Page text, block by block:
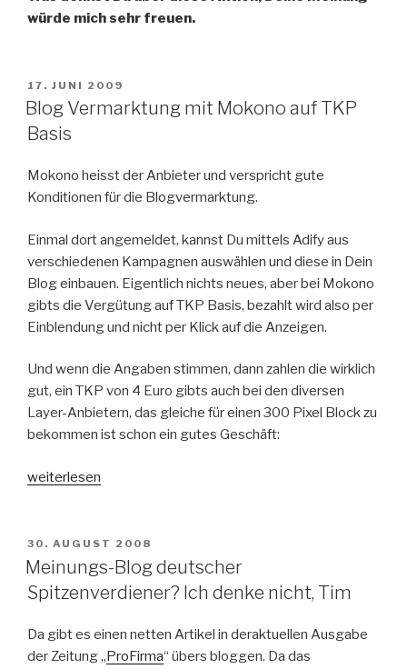
würde mich sehr freuen.
VERÖFFENTLICHT
AM
17. JUNI 2009
Blog Vermarktung mit Mokono auf TKP
Basis
Mokono heisst der Anbieter und verspricht gute
Konditionen für die Blogvermarktung.
Einmal dort angemeldet, kannst Du mittels Adify aus
verschiedenen Kampagnen auswählen und diese in Dein
Blog einbauen. Eigentlich nichts neues, aber bei Mokono
gibts die Vergütung auf TKP Basis, bezahlt wird also per
Einblendung und nicht per Klick auf die Anzeigen.
Und wenn die Angaben stimmen, dann zahlen die wirklich
gut, ein TKP von 4 Euro gibts auch bei den diversen
Layer-Anbietern, das gleiche für einen 300 Pixel Block zu
bekommen ist schon ein gutes Geschäft:
„Blog
Mokono
auf
TKP
Basis“
weiterlesen
VERÖFFENTLICHT
AM
30. AUGUST 2008
Meinungs-Blog deutscher
Spitzenverdiener? Ich denke nicht, Tim
Da gibt es einen netten Artikel in deraktuellen Ausgabe
der Zeitung „ProFirma“ übers bloggen. Da das